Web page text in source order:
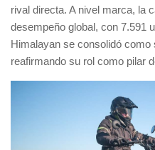
rival directa. A nivel marca, la
desempeño global, con 7.591
Himalayan se consolidó como
reafirmando su rol como pilar